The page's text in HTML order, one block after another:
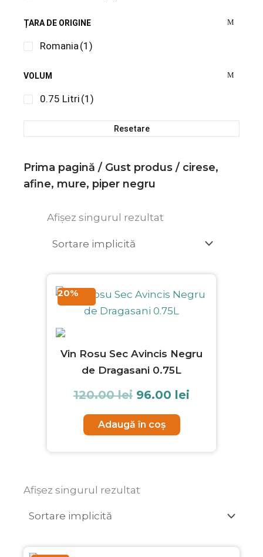
ȚARA DE ORIGINE
Romania(1)
VOLUM
0.75 Litri (1)
Resetare
Prima pagină / Gust produs / cirese,
afine, mure, piper negru
Afișez singurul rezultat
20%
Vin Rosu Sec Avincis Negru
de Dragasani 0.75L
120.00lei
inițial
a
96.00 lei
curent
Adaugă în coș
Afișez singurul rezultat